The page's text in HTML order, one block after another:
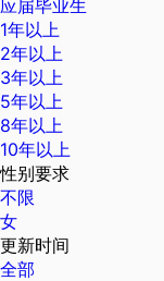
应届毕业生
1年以上
2年以上
3年以上
5年以上
8年以上
10年以上
性别要求
不限
女
更新时间
全部